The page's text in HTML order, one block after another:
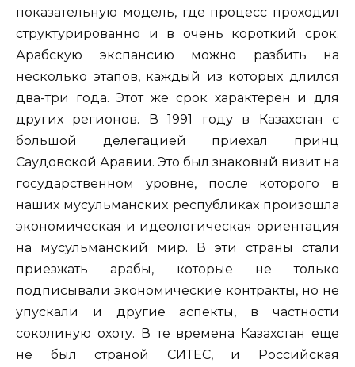
показательную модель, где процесс проходил
структурированно и в очень короткий срок.
Арабскую экспансию можно разбить на
несколько этапов, каждый из которых длился
два-три года. Этот же срок характерен и для
других регионов. В 1991 году в Казахстан с
большой делегацией приехал принц
Саудовской Аравии. Это был знаковый визит на
государственном уровне, после которого в
наших мусульманских республиках произошла
экономическая и идеологическая ориентация
на мусульманский мир. В эти страны стали
приезжать арабы, которые не только
подписывали экономические контракты, но не
упускали и другие аспекты, в частности
соколиную охоту. В те времена Казахстан еще
не был страной СИТЕС, и Российская